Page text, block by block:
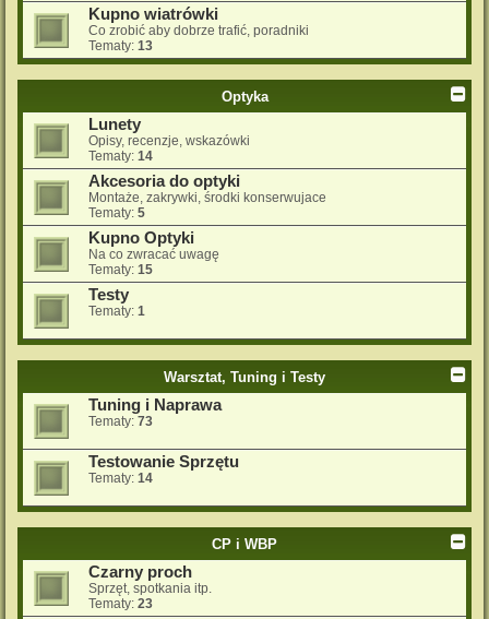
Kupno wiatrówki
Co zrobić aby dobrze trafić, poradniki
Tematy: 13
Optyka
Lunety
Opisy, recenzje, wskazówki
Tematy: 14
Akcesoria do optyki
Montaże, zakrywki, środki konserwujace
Tematy: 5
Kupno Optyki
Na co zwracać uwagę
Tematy: 15
Testy
Tematy: 1
Warsztat, Tuning i Testy
Tuning i Naprawa
Tematy: 73
Testowanie Sprzętu
Tematy: 14
CP i WBP
Czarny proch
Sprzęt, spotkania itp.
Tematy: 23